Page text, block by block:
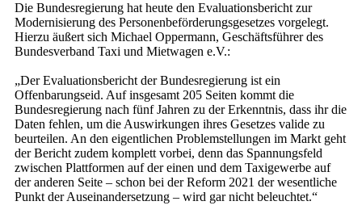
Die Bundesregierung hat heute den Evaluationsbericht zur
Modernisierung des Personenbeförderungsgesetzes vorgelegt.
Hierzu äußert sich Michael Oppermann, Geschäftsführer des
Bundesverband Taxi und Mietwagen e.V.:
„Der Evaluationsbericht der Bundesregierung ist ein
Offenbarungseid. Auf insgesamt 205 Seiten kommt die
Bundesregierung nach fünf Jahren zu der Erkenntnis, dass ihr die
Daten fehlen, um die Auswirkungen ihres Gesetzes valide zu
beurteilen. An den eigentlichen Problemstellungen im Markt geht
der Bericht zudem komplett vorbei, denn das Spannungsfeld
zwischen Plattformen auf der einen und dem Taxigewerbe auf
der anderen Seite – schon bei der Reform 2021 der wesentliche
Punkt der Auseinandersetzung – wird gar nicht beleuchtet.“